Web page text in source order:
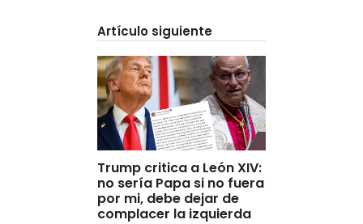
Artículo siguiente
Trump critica a León XIV:
no sería Papa si no fuera
por mi, debe dejar de
complacer la izquierda